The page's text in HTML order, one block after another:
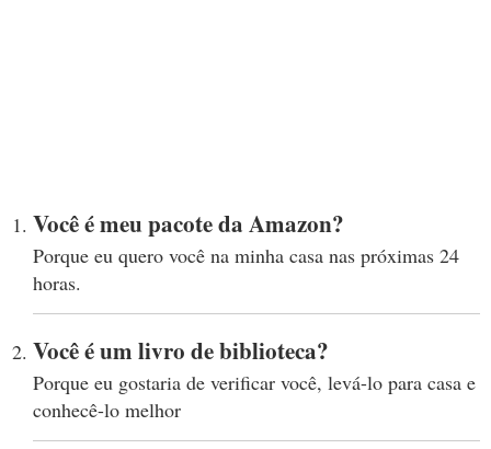
Você é meu pacote da Amazon?
Porque eu quero você na minha casa nas próximas 24
horas.
Você é um livro de biblioteca?
Porque eu gostaria de verificar você, levá-lo para casa e
conhecê-lo melhor